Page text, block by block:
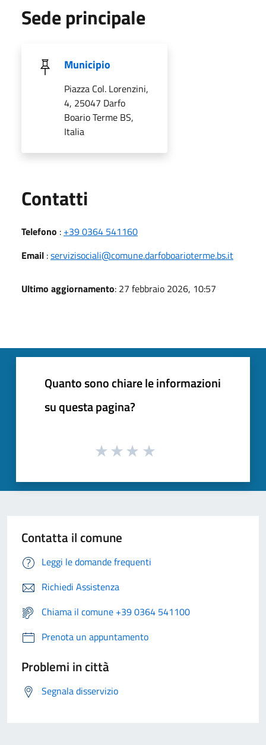
Sede principale
Municipio
Piazza Col. Lorenzini,
4, 25047 Darfo
Boario Terme BS,
Italia
Contatti
Telefono : +39 0364 541160
Email :servizisociali@comune.darfoboarioterme.bs.it
Ultimo aggiornamento: 27 febbraio 2026, 10:57
Quanto sono chiare le informazioni
su questa pagina?
Contatta il comune
Leggi le domande frequenti
Richiedi Assistenza
Chiama il comune +39 0364 541100
Prenota un appuntamento
Problemi in città
Segnala disservizio